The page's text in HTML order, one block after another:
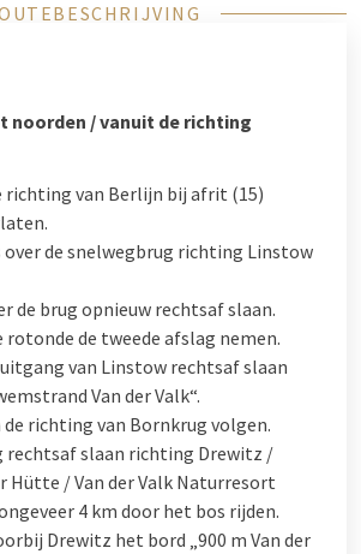
noorden / vanuit de richting
richting van Berlijn bij afrit (15)
over de snelwegbrug richting Linstow
de brug opnieuw rechtsaf slaan.
rotonde de tweede afslag nemen.
van Linstow rechtsaf slaan
Van der Valk“.
richting van Bornkrug volgen.
rechtsaf slaan richting Drewitz /
Hütte / Van der Valk Naturresort
4 km door het bos rijden.
Drewitz het bord „900 m Van der